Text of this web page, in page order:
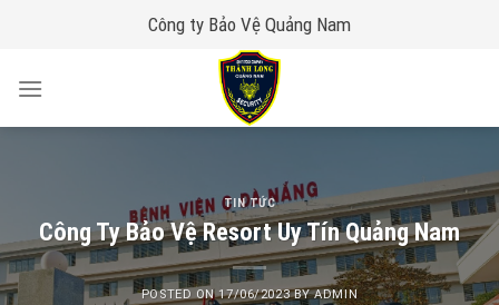
Công ty Bảo Vệ Quảng Nam
TIN TỨC
Công Ty Bảo Vệ Resort Uy Tín Quảng Nam
POSTED ON17/06/2023BYADMIN